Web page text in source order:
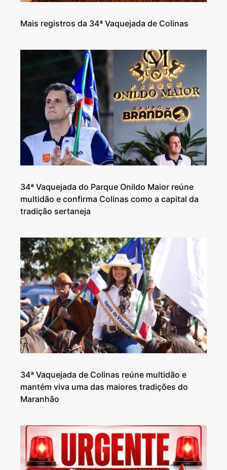
Mais registros da 34ª Vaquejada de Colinas
34ª Vaquejada do Parque Onildo Maior reúne
multidão e confirma Colinas como a capital da
tradição sertaneja
34ª Vaquejada de Colinas reúne multidão e
mantém viva uma das maiores tradições do
Maranhão